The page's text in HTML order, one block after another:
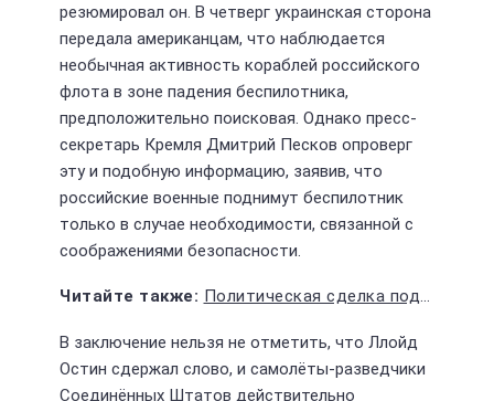
резюмировал он. В четверг украинская сторона
передала американцам, что наблюдается
необычная активность кораблей российского
флота в зоне падения беспилотника,
предположительно поисковая. Однако пресс-
секретарь Кремля Дмитрий Песков опроверг
эту и подобную информацию, заявив, что
российские военные поднимут беспилотник
только в случае необходимости, связанной с
соображениями безопасности.
Политическая сделка под эгидой Пекина бросает вызов Вашингтону
В заключение нельзя не отметить, что Ллойд
Остин сдержал слово, и самолёты-разведчики
Соединённых Штатов действительно